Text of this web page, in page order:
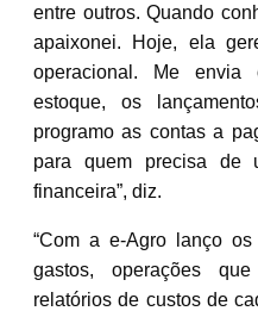
entre outros. Quando
apaixonei. Hoje, ela
operacional. Me
estoque, os
programo as contas a
para quem precisa de
financeira”, diz.
“Com a e-Agro lanço
gastos, operações
relatórios de custos de